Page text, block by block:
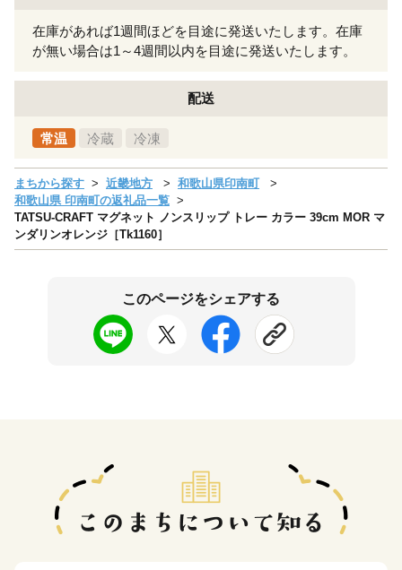
在庫があれば1週間ほどを目途に発送いたします。在庫
が無い場合は1～4週間以内を目途に発送いたします。
配送
常温 冷蔵 冷凍
まちから探す 近畿地方
和歌山県印南町
和歌山県 印南町の返礼品一覧
TATSU-CRAFT マグネット ノンスリップ トレー カラー 39cm MOR マ
ンダリンオレンジ［Tk1160］
このページをシェアする